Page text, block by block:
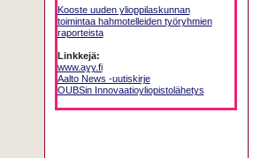
Kooste uuden ylioppilaskunnan
toimintaa hahmotelleiden työryhmien
raporteista
Linkkejä:
www.ayy.fi
Aalto News -uutiskirje
OUBSin Innovaatioyliopistolähetys